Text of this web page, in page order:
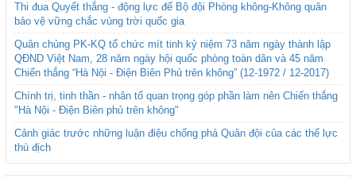
Thi đua Quyết thắng - động lực để Bộ đội Phòng không-Không quân
bảo vệ vững chắc vùng trời quốc gia
Quân chủng PK-KQ tổ chức mít tinh kỷ niệm 73 năm ngày thành lập
QĐND Việt Nam, 28 năm ngày hội quốc phòng toàn dân và 45 năm
Chiến thắng “Hà Nội - Điện Biên Phủ trên không” (12-1972 / 12-2017)
Chính trị, tinh thần - nhân tố quan trọng góp phần làm nên Chiến thắng
"Hà Nội - Điện Biên phủ trên không"
Cảnh giác trước những luận điệu chống phá Quân đội của các thế lực
thù địch